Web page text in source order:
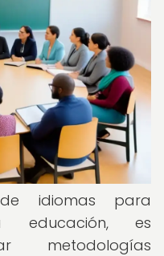
idiomas para
educación, es
metodologías